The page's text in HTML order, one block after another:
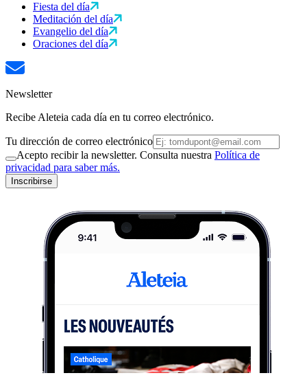
Fiesta del día
Meditación del día
Evangelio del día
Oraciones del día
Newsletter
Recibe Aleteia cada día en tu correo electrónico.
Tu dirección de correo electrónico
Acepto recibir la newsletter. Consulta nuestra Política de
privacidad para saber más.
Inscribirse